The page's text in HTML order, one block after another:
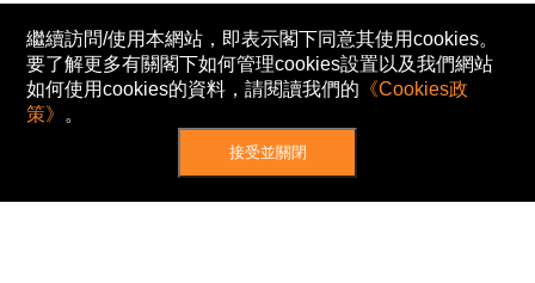
繼續訪問/使用本網站，即表示閣下同意其使用cookies。
要了解更多有關閣下如何管理cookies設置以及我們網站
如何使用cookies的資料，請閱讀我們的 《Cookies政
策》 。
接受並關閉